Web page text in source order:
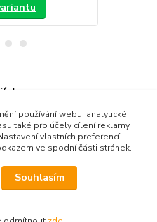
používání webu, analytické
také pro účely cílení reklamy
vlastních preferencí
ve spodní části stránek.
Souhlasím